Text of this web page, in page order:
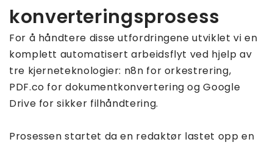
konverteringsprosess
For å håndtere disse utfordringene utviklet vi en
komplett automatisert arbeidsflyt ved hjelp av
tre kjerneteknologier: n8n for orkestrering,
PDF.co for dokumentkonvertering og Google
Drive for sikker filhåndtering.
Prosessen startet da en redaktør lastet opp en